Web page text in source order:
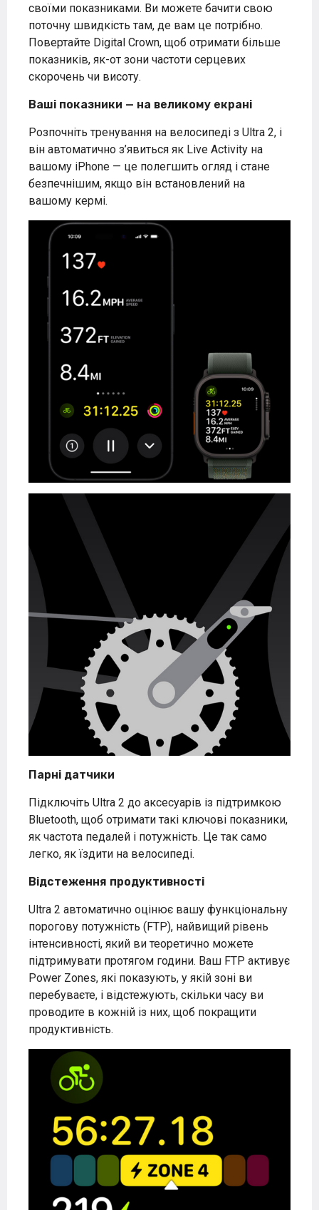
своїми показниками. Ви можете бачити свою
поточну швидкість там, де вам це потрібно.
Повертайте Digital Crown, щоб отримати більше
показників, як-от зони частоти серцевих
скорочень чи висоту.
Ваші показники — на великому екрані
Розпочніть тренування на велосипеді з Ultra 2, і
він автоматично з’явиться як Live Activity на
вашому iPhone — це полегшить огляд і стане
безпечнішим, якщо він встановлений на
вашому кермі.
Парні датчики
Підключіть Ultra 2 до аксесуарів із підтримкою
Bluetooth, щоб отримати такі ключові показники,
як частота педалей і потужність. Це так само
легко, як їздити на велосипеді.
Відстеження продуктивності
Ultra 2 автоматично оцінює вашу функціональну
порогову потужність (FTP), найвищий рівень
інтенсивності, який ви теоретично можете
підтримувати протягом години. Ваш FTP активує
Power Zones, які показують, у якій зоні ви
перебуваєте, і відстежують, скільки часу ви
проводите в кожній із них, щоб покращити
продуктивність.